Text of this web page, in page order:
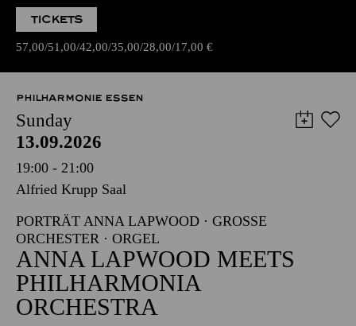
TICKETS
57,00 51,00 42,00 35,00 28,00 17,00 €
PHILHARMONIE ESSEN
Sunday
13.09.2026
19:00 - 21:00
Alfried Krupp Saal
PORTRÄT ANNA LAPWOOD · GROSSE O
RCHESTER · ORGEL
ANNA LAPWOOD MEETS
PHILHARMONIA
ORCHESTRA